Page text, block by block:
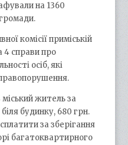
на 1360
комісії приміській
4 справи про
осіб, які
житель за
будинку, 680 грн.
за зберігання
багатоквартирного